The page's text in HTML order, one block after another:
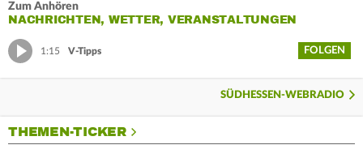
Zum Anhören
NACHRICHTEN, WETTER, VERANSTALTUNGEN
1:15 V-Tipps FOLGEN
SÜDHESSEN-WEBRADIO
THEMEN-TICKER